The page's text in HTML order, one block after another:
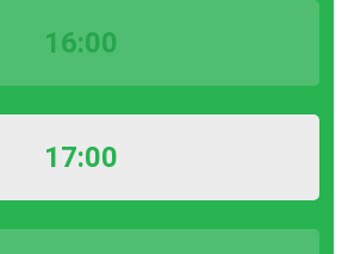
16:00
17:00